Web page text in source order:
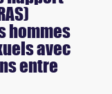
hommes
avec
entre